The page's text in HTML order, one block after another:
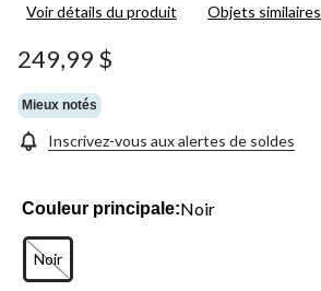
Voir détails du produit Objets similaires
249,99 $
Mieux notés
Inscrivez-vous aux alertes de soldes
Couleur principale:Noir
Noir